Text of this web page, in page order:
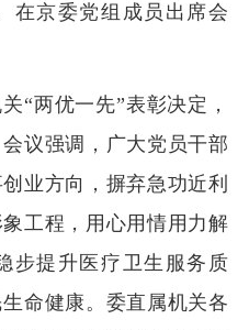
在京委党组成员出席会
“两优一先”表彰决定，
议强调，广大党员干部
业方向，摒弃急功近利
工程，用心用情用力解
步提升医疗卫生服务质
命健康。委直属机关各